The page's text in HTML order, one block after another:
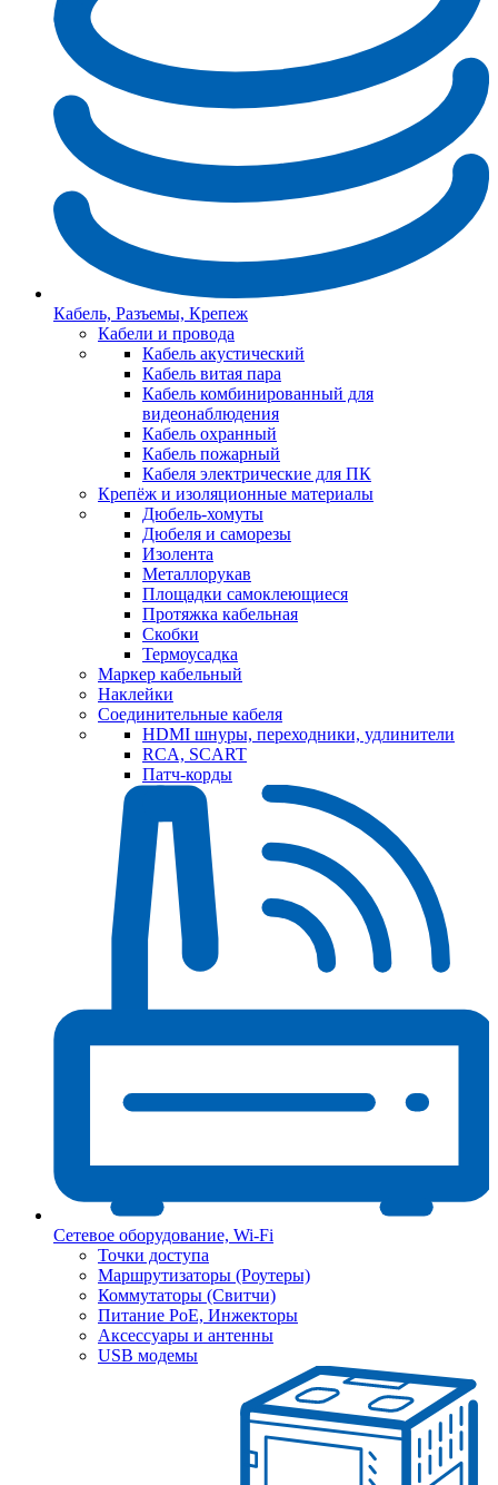
Кабель, Разъемы, Крепеж
Кабели и провода
Кабель акустический
Кабель витая пара
Кабель комбинированный для
видеонаблюдения
Кабель охранный
Кабель пожарный
Кабеля электрические для ПК
Крепёж и изоляционные материалы
Дюбель-хомуты
Дюбеля и саморезы
Изолента
Металлорукав
Площадки самоклеющиеся
Протяжка кабельная
Скобки
Термоусадка
Маркер кабельный
Наклейки
Соединительные кабеля
HDMI шнуры, переходники, удлинители
RCA, SCART
Патч-корды
Сетевое оборудование, Wi-Fi
Точки доступа
Маршрутизаторы (Роутеры)
Коммутаторы (Свитчи)
Питание PoE, Инжекторы
Аксессуары и антенны
USB модемы